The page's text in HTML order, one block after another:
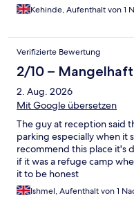
Kehinde, Aufenthalt von 1
Verifizierte Bewertung
2/10 – Mangelhaft
2. Aug. 2026
Mit Google übersetzen
The guy at reception said
parking especially when it
recommend this place it's
if it was a refuge camp
it to be honest
Ishmel, Aufenthalt von 1